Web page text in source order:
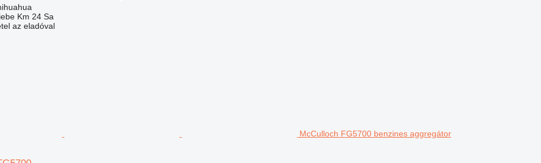
Km 24 Sa
az eladóval
McCulloch FG5700 benzines aggregátor